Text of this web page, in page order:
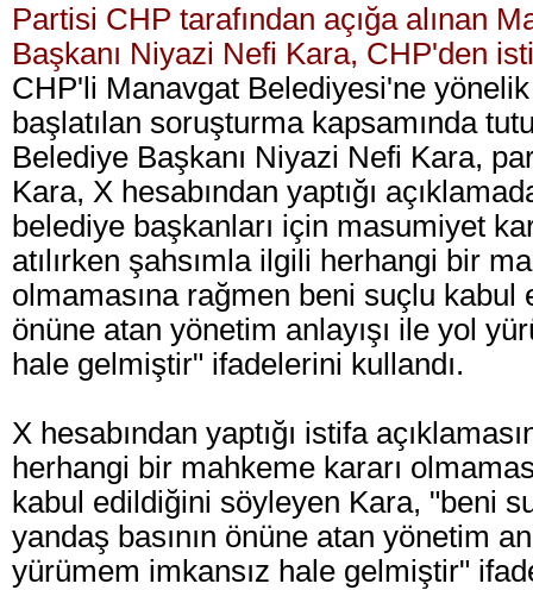
Partisi CHP tarafından açığa alınan
Başkanı Niyazi Nefi Kara, CHP'den
CHP'li Manavgat Belediyesi'ne
başlatılan soruşturma kapsamında
Belediye Başkanı Niyazi Nefi Kara,
Kara, X hesabından yaptığı
belediye başkanları için masumiyet
atılırken şahsımla ilgili herhangi bir
olmamasına rağmen beni suçlu kabul
önüne atan yönetim anlayışı ile yol
hale gelmiştir" ifadelerini kullandı.
X hesabından yaptığı istifa
herhangi bir mahkeme kararı
kabul edildiğini söyleyen Kara, "beni
yandaş basının önüne atan yönetim
yürümem imkansız hale gelmiştir"